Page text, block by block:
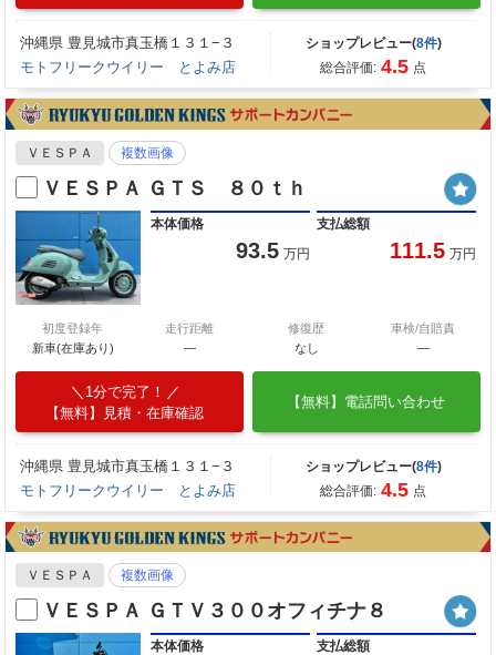
沖縄県 豊見城市真玉橋１３１−３
モトフリークウイリー とよみ店
ショップレビュー(8件)
総合評価: 4.5 点
ＶＥＳＰＡ 複数画像
ＶＥＳＰＡ ＧＴＳ ８０ｔｈ
本体価格
93.5 万円
支払総額
111.5 万円
初度登録年
新車(在庫あり)
走行距離
―
修復歴
なし
車検/自賠責
―
1分で完了！
【無料】見積・在庫確認
【無料】電話問い合わせ
沖縄県 豊見城市真玉橋１３１−３
モトフリークウイリー とよみ店
ショップレビュー(8件)
総合評価: 4.5 点
ＶＥＳＰＡ 複数画像
ＶＥＳＰＡ ＧＴＶ３００オフィチナ８
本体価格 支払総額